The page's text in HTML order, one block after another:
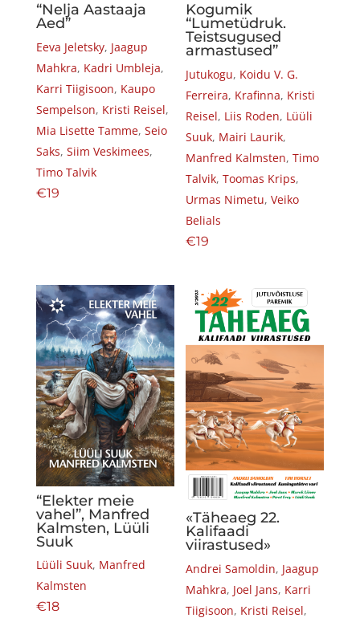
“Nelja Aastaaja
Aed”
Eeva Jeletsky, Jaagup
Mahkra, Kadri Umbleja,
Karri Tiigisoon, Kaupo
Sempelson, Kristi Reisel,
Mia Lisette Tamme, Seio
Saks, Siim Veskimees,
Timo Talvik
€19
Kogumik
“Lumetüdruk.
Teistsugused
armastused”
Jutukogu, Koidu V. G.
Ferreira, Krafinna, Kristi
Reisel, Liis Roden, Lüüli
Suuk, Mairi Laurik,
Manfred Kalmsten,Timo
Talvik,Toomas Krips,
Urmas Nimetu,Veiko
Belials
€19
“Elekter meie
vahel”, Manfred
Kalmsten, Lüüli
Suuk
Lüüli Suuk, Manfred
Kalmsten
€18
«Täheaeg 22.
Kalifaadi
viirastused»
Andrei Samoldin, Jaagup
Mahkra, Joel Jans, Karri
Tiigisoon, Kristi Reisel,